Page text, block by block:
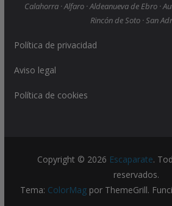
Calahorra · Alfaro · Aldeanueva de Ebro ·
Rincón de Soto · San
Política de privacidad
Aviso legal
Política de cookies
Copyright © 2026 Escaparate.
reservados.
Tema: ColorMag por ThemeGrill.